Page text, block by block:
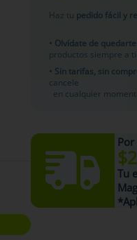
Haz tu pedido fácil y
• Olvídate de
productos siempre a
• Sin tarifas, sin
cancele
en cualquier
Tu